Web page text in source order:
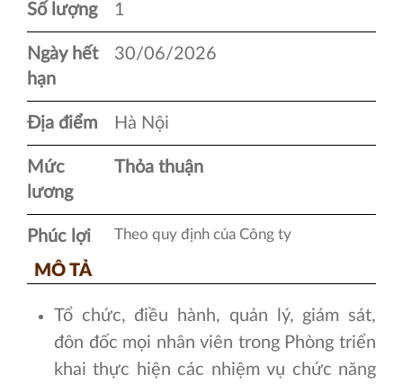
Số lượng 1
Ngày hết
hạn
30/06/2026
Địa điểm Hà Nội
Mức
lương
Thỏa thuận
Phúc lợi Theo quy định của Công ty
MÔ TẢ
Tổ chức, điều hành, quản lý, giám sát,
đôn đốc mọi nhân viên trong Phòng triển
khai thực hiện các nhiệm vụ chức năng